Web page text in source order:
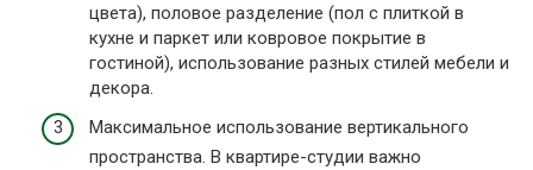
цвета), половое разделение (пол с плиткой в
кухне и паркет или ковровое покрытие в
гостиной), использование разных стилей мебели и
декора.
Максимальное использование вертикального
пространства. В квартире-студии важно